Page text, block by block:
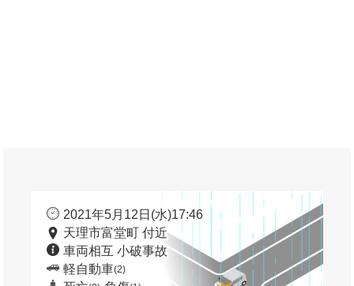
2021年5月12日(水)17:46
天理市富堂町 付近
車両相互 小破事故
軽自動車(2)